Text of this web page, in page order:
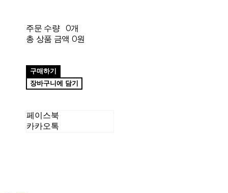
주문 수량
0개
총 상품 금액 0원
구매하기
장바구니에 담기
페이스북
카카오톡